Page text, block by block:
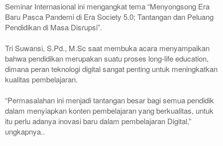
Seminar Internasional ini mengangkat tema “Menyongsong Era
Baru Pasca Pandemi di Era Society 5.0; Tantangan dan Peluang
Pendidikan di Masa Disrupsi”.
Tri Suwansi, S.Pd., M.Sc saat membuka acara menyampaikan
bahwa pendidikan merupakan suatu proses long-life education,
dimana peran teknologi digital sangat penting untuk meningkatkan
kualitas pembelajaran.
“Permasalahan ini menjadi tantangan besar bagi semua pendidik
dalam menyiapkan konten pembelajaran yang berkualitas, untuk
itu perlu adanya inovasi baru dalam pembelajaran Digital,”
ungkapnya..